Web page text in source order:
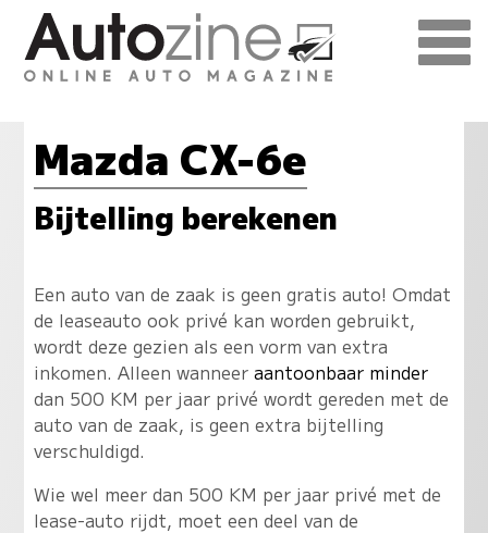
Mazda CX-6e
Bijtelling berekenen
Een auto van de zaak is geen gratis auto! Omdat
de leaseauto ook privé kan worden gebruikt,
wordt deze gezien als een vorm van extra
inkomen. Alleen wanneer aantoonbaar minder
dan 500 KM per jaar privé wordt gereden met de
auto van de zaak, is geen extra bijtelling
verschuldigd.
Wie wel meer dan 500 KM per jaar privé met de
lease-auto rijdt, moet een deel van de